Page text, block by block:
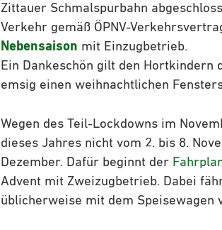
Zittauer Schmalspurbahn
Verkehr gemäß ÖPNV-
Nebensaison mit Einzugbetrieb.
Ein Dankeschön gilt den Hortkindern
emsig einen weihnachtlichen
Wegen des Teil-Lockdowns im
dieses Jahres nicht vom 2. bis 8.
Dezember. Dafür beginnt der
Advent mit Zweizugbetrieb. Dabei
üblicherweise mit dem Speisewagen